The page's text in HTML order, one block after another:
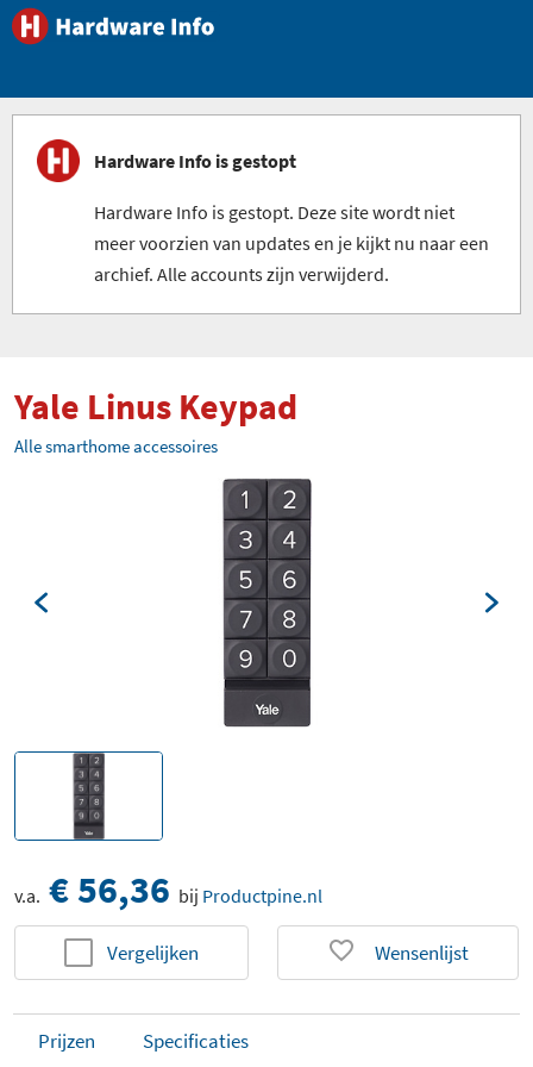
Hardware Info is gestopt
Hardware Info is gestopt. Deze site wordt niet
meer voorzien van updates en je kijkt nu naar een
archief. Alle accounts zijn verwijderd.
Yale Linus Keypad
Alle smarthome accessoires
v.a. € 56,36 bij Productpine.nl
Vergelijken Wensenlijst
Prijzen Specificaties